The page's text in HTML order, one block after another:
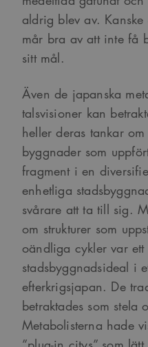
aldrig blev av.
mår bra av att inte få
sitt mål.
Även de japanska
talsvisioner kan
heller deras tankar
byggnader som
fragment i en
enhetliga
svårare att ta till sig.
om strukturer som
oändliga cykler var ett
stadsbyggnadsideal i
efterkrigsjapan. De
betraktades som stela
Metabolisterna hade